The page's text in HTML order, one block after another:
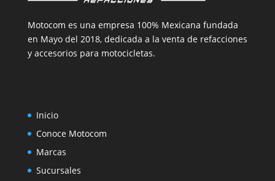
Motocom es una empresa 100% Mexicana fundada
en Mayo del 2018, dedicada a la venta de refacciones
y accesorios para motocicletas.
Inicio
Conoce Motocom
Marcas
Sucursales